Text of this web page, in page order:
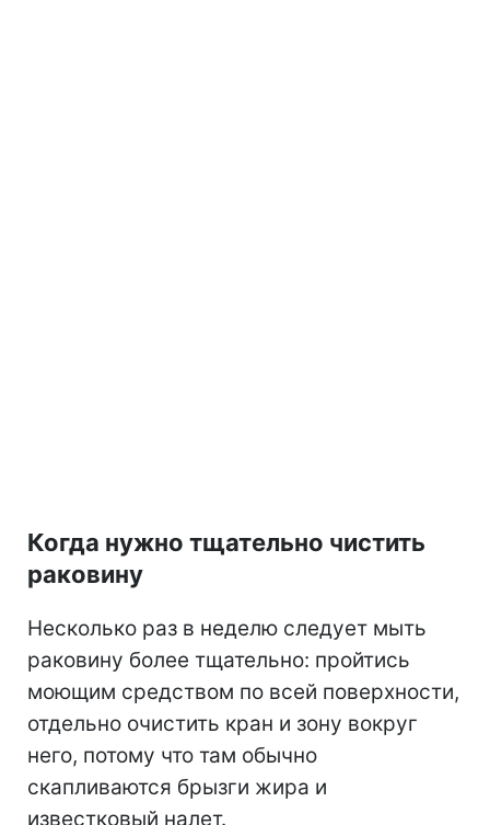
Когда нужно тщательно чистить
раковину
Несколько раз в неделю следует мыть
раковину более тщательно: пройтись
моющим средством по всей поверхности,
отдельно очистить кран и зону вокруг
него, потому что там обычно
скапливаются брызги жира и
известковый налет.